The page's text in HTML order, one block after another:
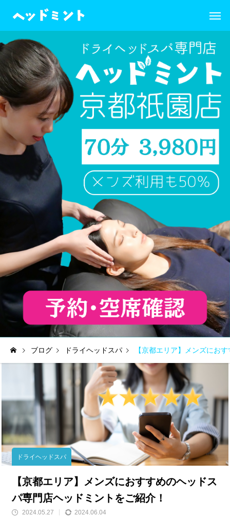
ブログ ドライヘッドスパ 【京都エリア】メンズにお
ドライヘッドスパ
【京都エリア】メンズにおすすめのヘッドス
パ専門店ヘッドミントをご紹介！
2024.05.27 2024.06.04